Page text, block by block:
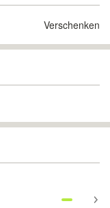
Verschenken